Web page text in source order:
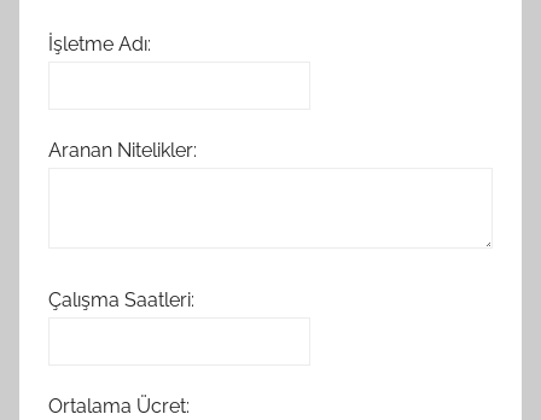
İşletme Adı:
Aranan Nitelikler:
Çalışma Saatleri:
Ortalama Ücret: